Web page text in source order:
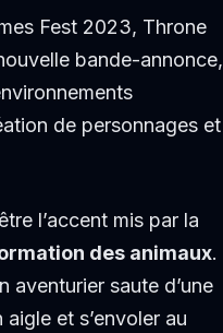
Fest 2023, Throne
bande-annonce,
de personnages et
l’accent mis par la
des animaux.
aventurier saute d’une
et s’envoler au